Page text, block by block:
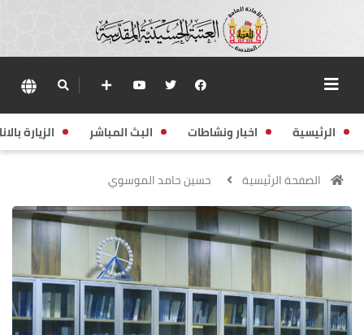
الرئيسية اخبار ونشاطات البث المباشر الزيارة
الصفحة الرئيسية حسين حامد الموسوي